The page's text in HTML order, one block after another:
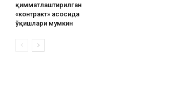
қимматлаштирилган
«контракт» асосида
ўқишлари мумкин